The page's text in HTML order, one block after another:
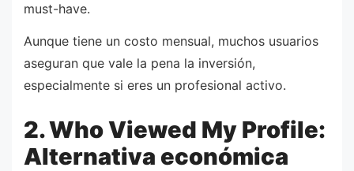
must-have.
Aunque tiene un costo mensual, muchos usuarios
aseguran que vale la pena la inversión,
especialmente si eres un profesional activo.
2. Who Viewed My Profile:
Alternativa económica